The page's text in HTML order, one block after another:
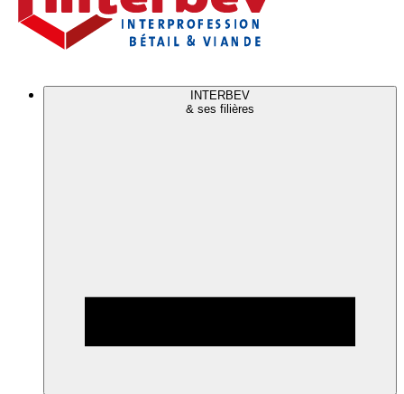
INTERBEV
& ses filières